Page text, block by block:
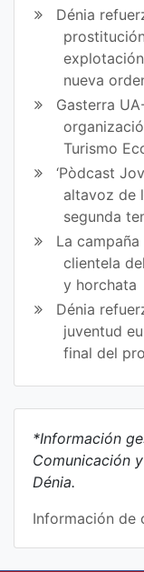
Dénia
nueva
Gasterra
Turismo
‘Pòdcast
altavoz de
segunda
La campaña
clientela
y horchata
Dénia
juventud
final del
*Información
Comunicación
Dénia.
Información de